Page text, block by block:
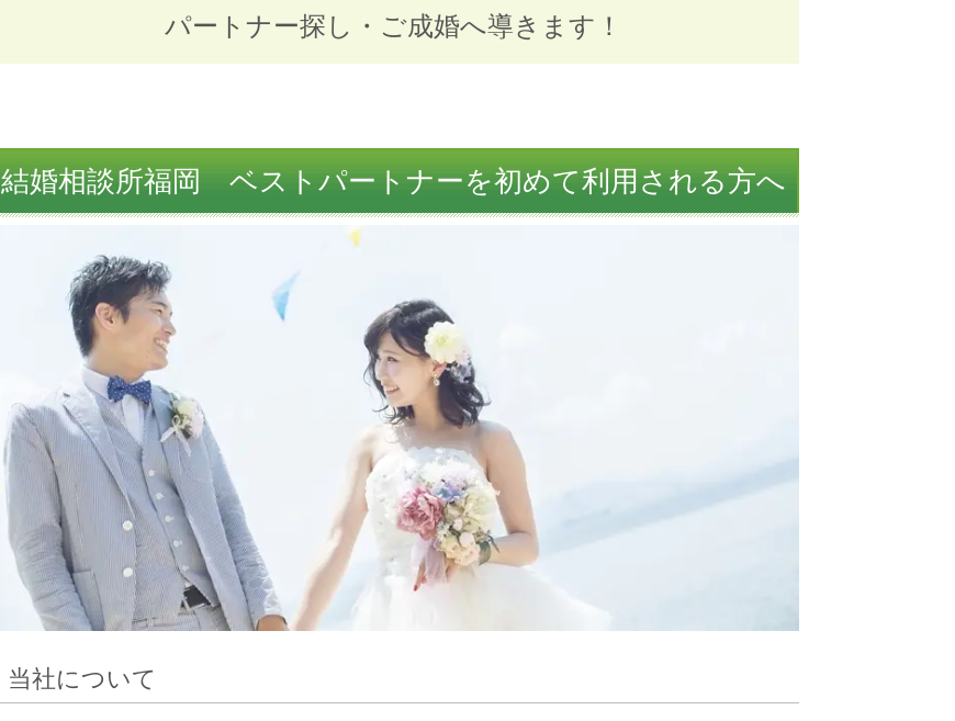
パートナー探し・ご成婚へ導きます！
結婚相談所福岡 ベストパートナーを初めて利用される方へ
当社について